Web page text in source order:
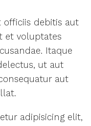
officiis debitis aut
et voluptates
Itaque
ut aut
aut
adipisicing elit,